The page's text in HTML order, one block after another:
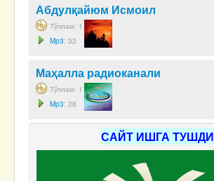
Абдулқайюм Исмоил
Тўплам: 1
Mp3: 32
Маҳалла радиоканали
Тўплам: 1
Mp3: 28
САЙТ ИШГА ТУШДИ